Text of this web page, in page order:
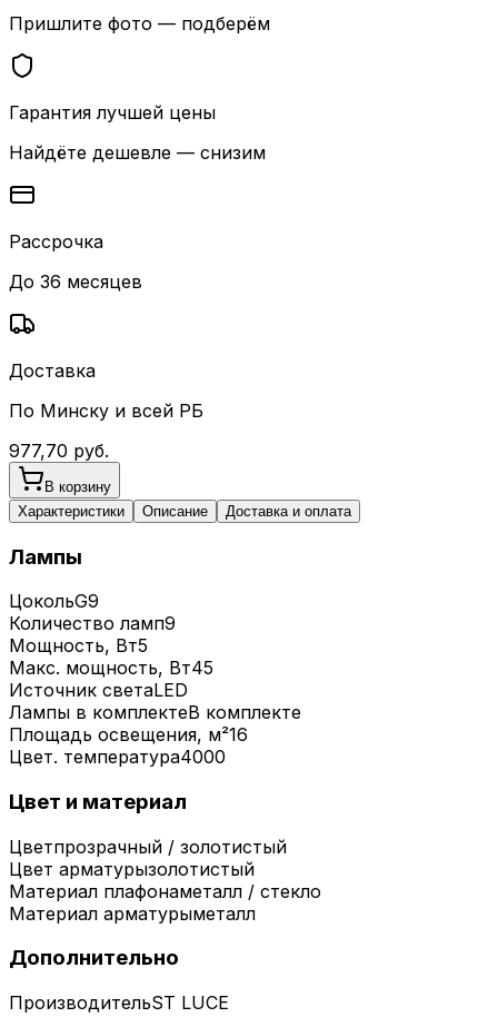
Пришлите фото — подберём
Гарантия лучшей цены
Найдёте дешевле — снизим
Рассрочка
До 36 месяцев
Доставка
По Минску и всей РБ
977,70 руб.
В корзину
Характеристики
Описание Доставка и оплата
Лампы
ЦокольG9
Количество ламп9
Мощность, Вт5
Макс. мощность, Вт45
Источник светаLED
Лампы в комплектеВ комплекте
Площадь освещения, м²16
Цвет. температура4000
Цвет и материал
Цветпрозрачный / золотистый
Цвет арматурызолотистый
Материал плафонаметалл / стекло
Материал арматурыметалл
Дополнительно
ПроизводительST LUCE